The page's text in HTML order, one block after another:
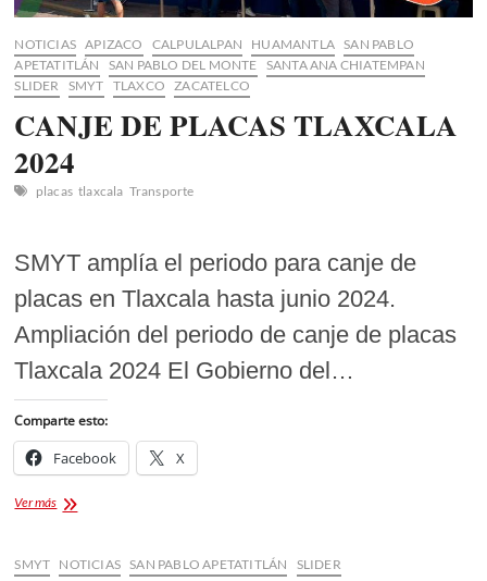
NOTICIAS APIZACO CALPULALPAN HUAMANTLA SAN PABLO
APETATITLÁN
SAN PABLO DEL MONTE SANTA ANA CHIATEMPAN
SLIDER
SMYT TLAXCO ZACATELCO
CANJE DE PLACAS TLAXCALA
2024
placas tlaxcala Transporte
SMYT amplía el periodo para canje de
placas en Tlaxcala hasta junio 2024.
Ampliación del periodo de canje de placas
Tlaxcala 2024 El Gobierno del…
Comparte esto:
Facebook X
Ver másCANJE
TLAXCALA
SMYT NOTICIAS SAN PABLO APETATITLÁN SLIDER